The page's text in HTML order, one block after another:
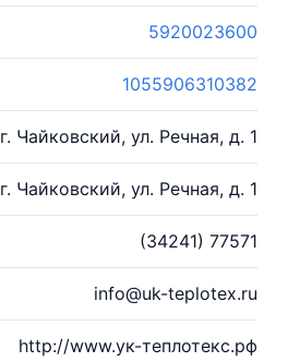
5920023600
1055906310382
г. Чайковский, ул. Речная, д. 1
г. Чайковский, ул. Речная, д. 1
(34241) 77571
info@uk-teplotex.ru
http://www.ук-теплотекс.рф